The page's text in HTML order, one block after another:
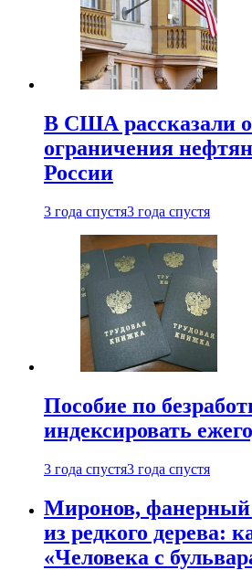
В США рассказали
ограничения
России
3 года спустя3 года спустя
Пособие по
индексировать
3 года спустя3 года спустя
Миронов, фанерный
из редкого дерева:
«Человека с